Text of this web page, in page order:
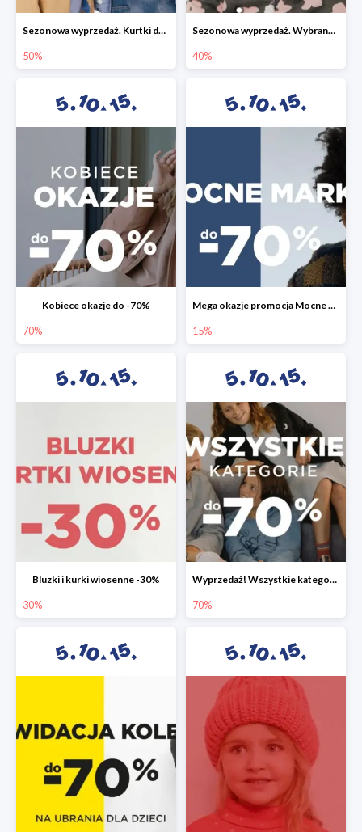
Sezonowa wyprzedaż. Kurtki do -50%
50%
Sezonowa wyprzedaż. Wybrane modele do -40%
40%
Kobiece okazje do -70%
70%
Mega okazje promocja Mocne marki do -70%
15%
Bluzki i kurki wiosenne -30%
30%
Wyprzedaż! Wszystkie kategorie do -70%
70%